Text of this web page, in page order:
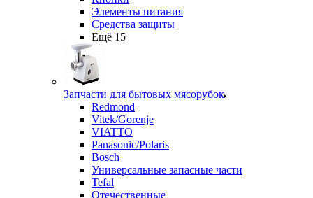
Элементы питания
Средства защиты
Ещё 15
Запчасти для бытовых мясорубок
Redmond
Vitek/Gorenje
VIATTO
Panasonic/Polaris
Bosch
Универсальные запасные части
Tefal
Отечественные